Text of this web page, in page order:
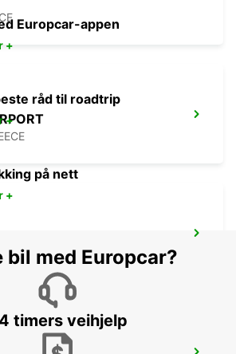
Europcar-appen
+
råd til roadtrip
+
på nett
+
med Europcar?
timers veihjelp